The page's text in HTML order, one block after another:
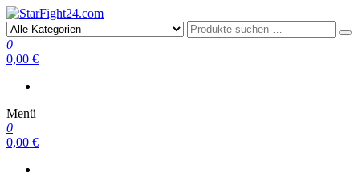
StarFight24.com
Kampfsportartikel
0
0,00 €
Menü
0
0,00 €